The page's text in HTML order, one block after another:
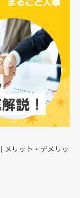
メリット・デメリッ